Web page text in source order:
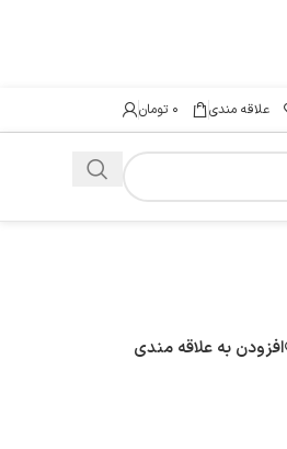
علاقه مندی ۰ تومان
افزودن به علاقه مندی